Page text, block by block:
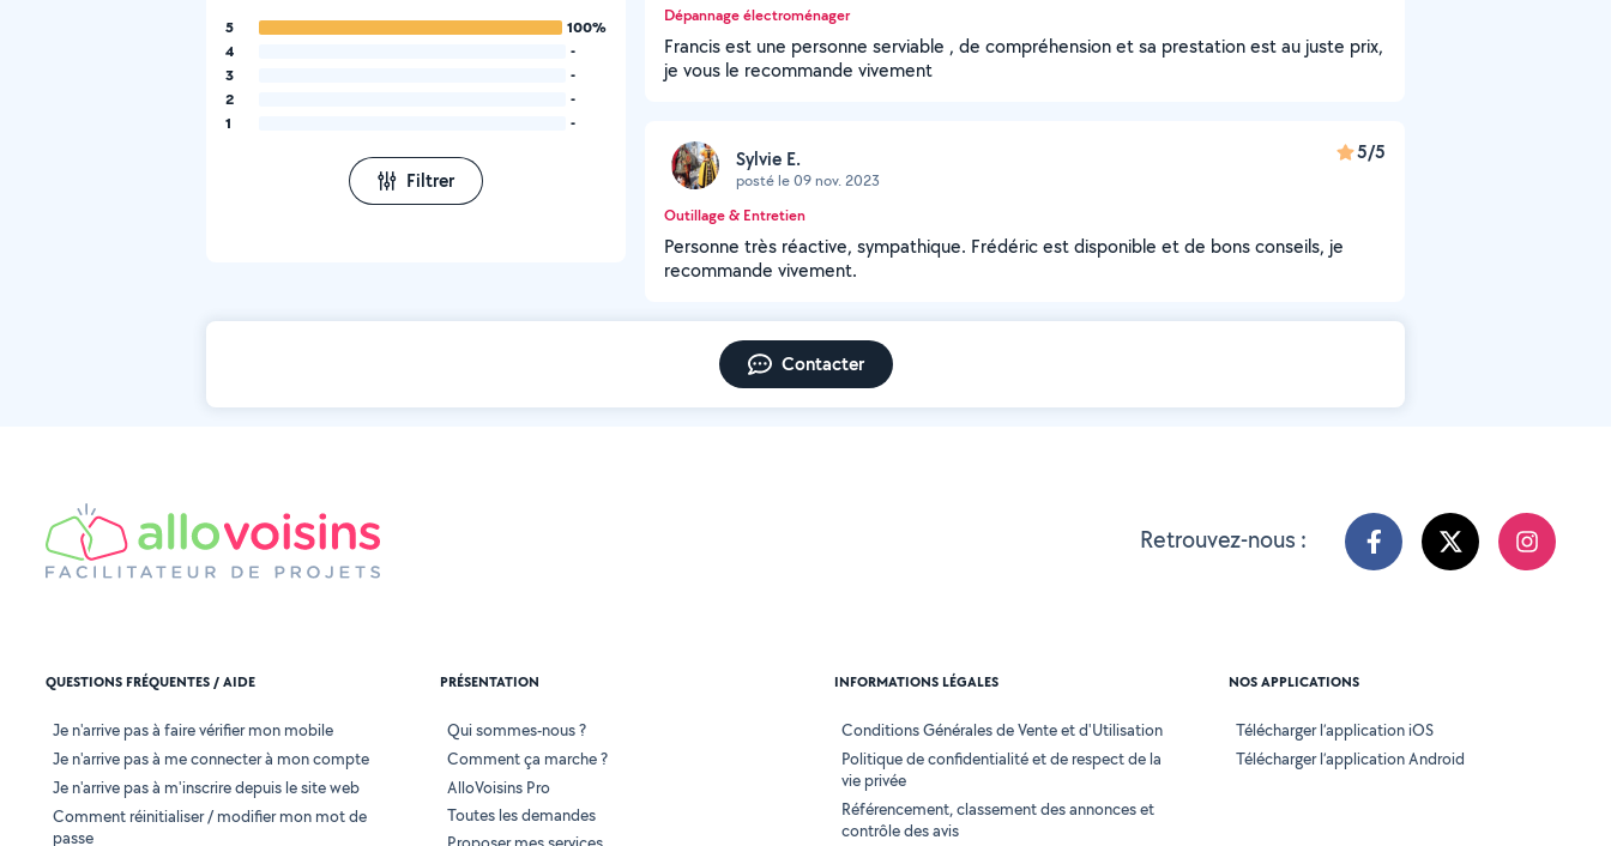
5
100%
4
-
3
-
2
-
1
-
Filtrer
Dépannage électroménager
Francis est une personne serviable , de compréhension et sa prestation est au juste prix,
je vous le recommande vivement
Sylvie E.
posté le 09 nov. 2023
5/5
Outillage & Entretien
Personne très réactive, sympathique. Frédéric est disponible et de bons conseils, je
recommande vivement.
Contacter
Retrouvez-nous :
QUESTIONS FRÉQUENTES / AIDE
Je n'arrive pas à faire vérifier mon mobile
Je n'arrive pas à me connecter à mon compte
Je n'arrive pas à m'inscrire depuis le site web
Comment réinitialiser / modifier mon mot de
passe
PRÉSENTATION
Qui sommes-nous ?
Comment ça marche ?
AlloVoisins Pro
Toutes les demandes
INFORMATIONS LÉGALES
Conditions Générales de Vente et d'Utilisation
Politique de confidentialité et de respect de la
vie privée
Référencement, classement des annonces et
contrôle des avis
NOS APPLICATIONS
Télécharger l’application iOS
Télécharger l’application Android